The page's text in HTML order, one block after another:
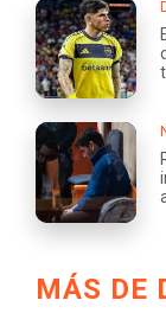
MÁS DE